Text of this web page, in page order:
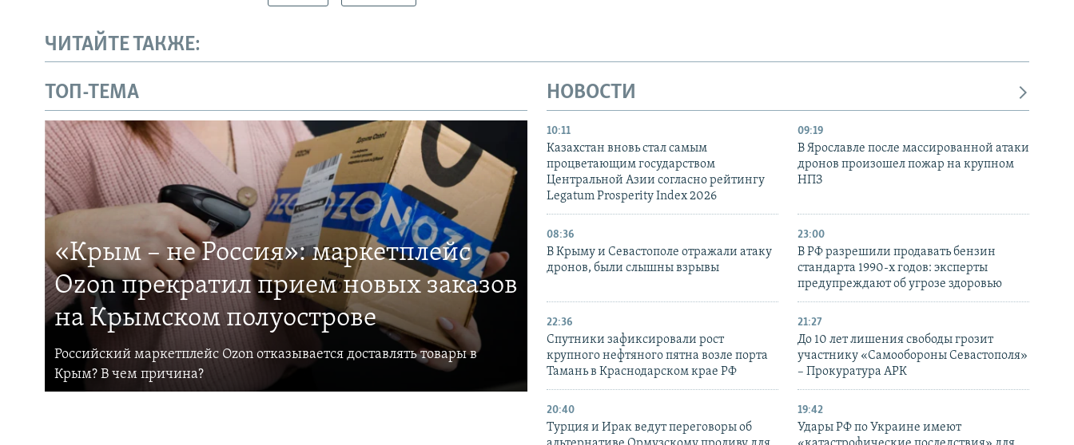
ЧИТАЙТЕ ТАКЖЕ:
ТОП-ТЕМА
«Крым – не Россия»: маркетплейс
Ozon прекратил прием новых заказов
на Крымском полуострове
Российский маркетплейс Ozon отказывается доставлять товары в
Крым? В чем причина?
НОВОСТИ
10:11
Казахстан вновь стал самым
процветающим государством
Центральной Азии согласно рейтингу
Legatum Prosperity Index 2026
09:19
В Ярославле после массированной атаки
дронов произошел пожар на крупном
НПЗ
08:36
В Крыму и Севастополе отражали атаку
дронов, были слышны взрывы
23:00
В РФ разрешили продавать бензин
стандарта 1990-х годов: эксперты
предупреждают об угрозе здоровью
22:36
Спутники зафиксировали рост
крупного нефтяного пятна возле порта
Тамань в Краснодарском крае РФ
21:27
До 10 лет лишения свободы грозит
участнику «Самообороны Севастополя»
– Прокуратура АРК
20:40
Турция и Ирак ведут переговоры об
19:42
Удары РФ по Украине имеют